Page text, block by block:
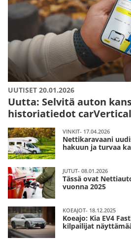
UUTISET 20.01.2026
Uutta: Selvitä auton
historiatiedot
VINKIT- 17.04.2026
Nettikaravaani
hakuun ja turvaa
JUTUT- 08.01.2026
Tässä ovat
vuonna 2025
KOEAJOT- 18.12.2025
Koeajo: Kia EV4
kilpailijat